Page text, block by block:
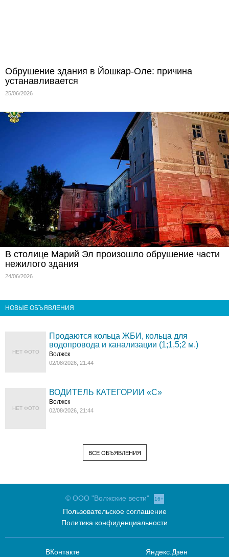
Обрушение здания в Йошкар-Оле: причина
устанавливается
25/06/2026
В столице Марий Эл произошло обрушение части
нежилого здания
24/06/2026
НОВЫЕ ОБЪЯВЛЕНИЯ
НЕТ ФОТО
Продаются кольца ЖБИ, кольца для
водопровода и канализации (1;1,5;2 м.)
Волжск
02/08/2026, 21:44
НЕТ ФОТО
ВОДИТЕЛЬ КАТЕГОРИИ «C»
Волжск
02/08/2026, 21:44
ВСЕ ОБЪЯВЛЕНИЯ
© ООО "Волжские вести" 16+
Пользовательское соглашение
Политика конфиденциальности
ВКонтакте Яндекс.Дзен